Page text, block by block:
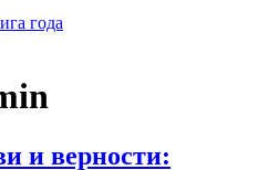
года
и верности: